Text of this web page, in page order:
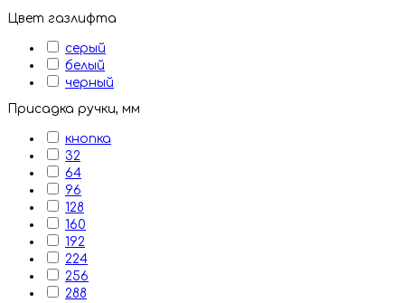
Цвет газлифта
серый
белый
черный
Присадка ручки, мм
кнопка
32
64
96
128
160
192
224
256
288